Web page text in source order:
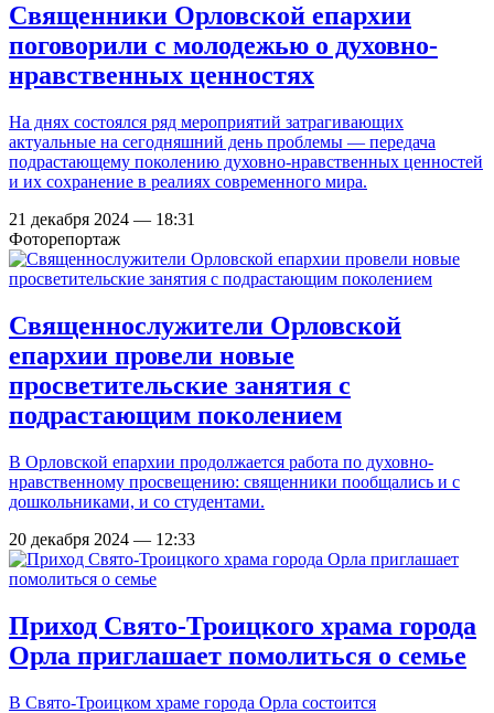
Священники Орловской епархии
поговорили с молодежью о духовно-
нравственных ценностях
На днях состоялся ряд мероприятий затрагивающих
актуальные на сегодняшний день проблемы — передача
подрастающему поколению духовно-нравственных ценностей
и их сохранение в реалиях современного мира.
21 декабря 2024 — 18:31
Фоторепортаж
Священнослужители Орловской
епархии провели новые
просветительские занятия с
подрастающим поколением
В Орловской епархии продолжается работа по духовно-
нравственному просвещению: священники пообщались и с
дошкольниками, и со студентами.
20 декабря 2024 — 12:33
Приход Свято-Троицкого храма города
Орла приглашает помолиться о семье
В Свято-Троицком храме города Орла состоится